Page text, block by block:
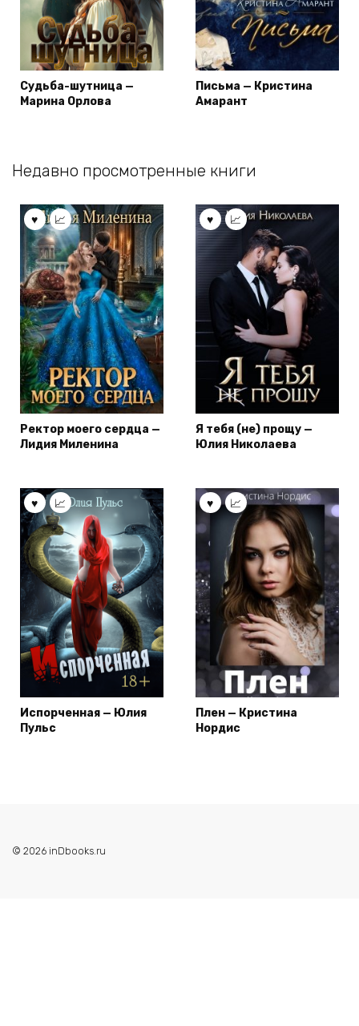
Судьба-шутница —
Марина Орлова
Письма — Кристина
Амарант
Недавно просмотренные книги
Ректор моего сердца —
Лидия Миленина
Я тебя (не) прощу —
Юлия Николаева
Испорченная — Юлия
Пульс
Плен — Кристина
Нордис
© 2026 inDbooks.ru